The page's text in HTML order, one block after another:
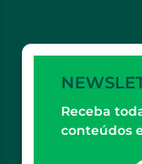
Receba
conteúdos